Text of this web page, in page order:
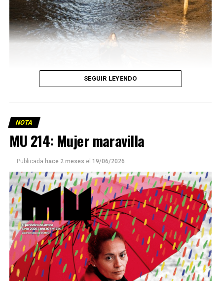
Este número 215 de MU ☝️viene con doble tapa, que
podría ser una frase:
Sin chamuyo, a remarla.
Descargar la Mu en PDF
SEGUIR LEYENDO
NOTA
MU 214: Mujer maravilla
Publicada hace 2 meses el 19/06/2026